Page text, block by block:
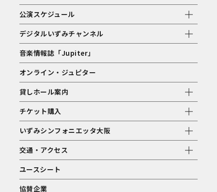
公演スケジュール
デジタルいずみチャンネル
音楽情報誌「Jupiter」
オンライン・ジュピター
貸しホール案内
チケット購入
いずみシンフォニエッタ大阪
交通・アクセス
ユースシート
協賛企業